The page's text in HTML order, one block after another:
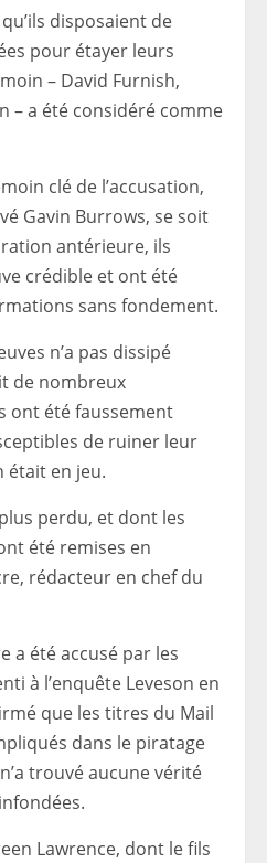
disposaient de
pour étayer leurs
– David Furnish,
– a été considéré comme
clé de l’accusation,
Gavin Burrows, se soit
antérieure, ils
crédible et ont été
sans fondement.
n’a pas dissipé
de nombreux
ont été faussement
de ruiner leur
était en jeu.
perdu, et dont les
été remises en
rédacteur en chef du
a été accusé par les
à l’enquête Leveson en
que les titres du Mail
dans le piratage
trouvé aucune vérité
Lawrence, dont le fils